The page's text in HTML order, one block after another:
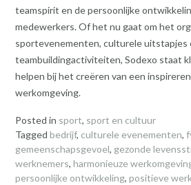
teamspirit en de persoonlijke
medewerkers. Of het nu gaat om het
sportevenementen, culturele uitstapjes
teambuildingactiviteiten, Sodexo staat
helpen bij het creëren van een
werkomgeving.
Posted in sport, sport en cultuur
Tagged bedrijf, culturele evenementen,
gemeenschapsgevoel, gezonde
werknemers, harmonieuze
persoonlijke ontwikkeling, positieve